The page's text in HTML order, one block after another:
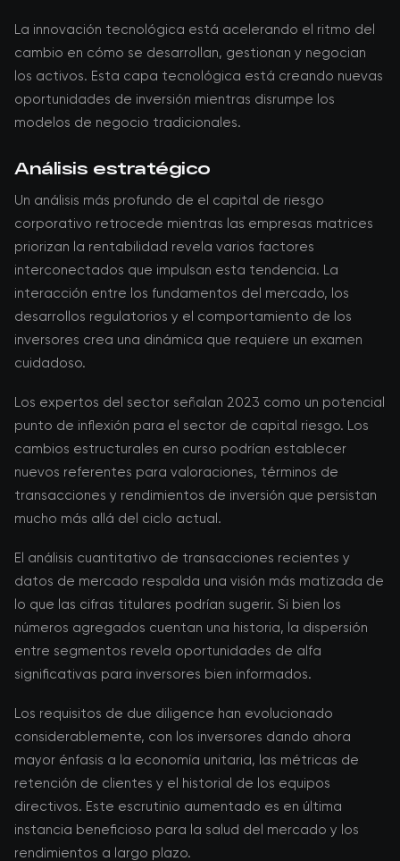
La innovación tecnológica está acelerando el ritmo del
cambio en cómo se desarrollan, gestionan y negocian
los activos. Esta capa tecnológica está creando nuevas
oportunidades de inversión mientras disrumpe los
modelos de negocio tradicionales.
Análisis estratégico
Un análisis más profundo de el capital de riesgo
corporativo retrocede mientras las empresas matrices
priorizan la rentabilidad revela varios factores
interconectados que impulsan esta tendencia. La
interacción entre los fundamentos del mercado, los
desarrollos regulatorios y el comportamiento de los
inversores crea una dinámica que requiere un examen
cuidadoso.
Los expertos del sector señalan 2023 como un potencial
punto de inflexión para el sector de capital riesgo. Los
cambios estructurales en curso podrían establecer
nuevos referentes para valoraciones, términos de
transacciones y rendimientos de inversión que persistan
mucho más allá del ciclo actual.
El análisis cuantitativo de transacciones recientes y
datos de mercado respalda una visión más matizada de
lo que las cifras titulares podrían sugerir. Si bien los
números agregados cuentan una historia, la dispersión
entre segmentos revela oportunidades de alfa
significativas para inversores bien informados.
Los requisitos de due diligence han evolucionado
considerablemente, con los inversores dando ahora
mayor énfasis a la economía unitaria, las métricas de
retención de clientes y el historial de los equipos
directivos. Este escrutinio aumentado es en última
instancia beneficioso para la salud del mercado y los
rendimientos a largo plazo.